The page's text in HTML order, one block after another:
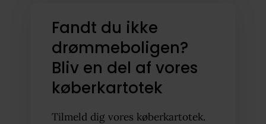
Fandt du ikke
drømmeboligen?
Bliv en del af vores
køberkartotek
Tilmeld dig vores køberkartotek.